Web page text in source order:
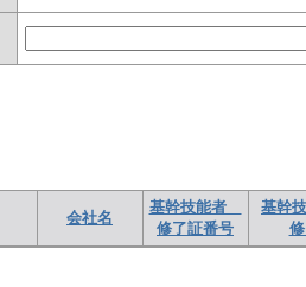
会社名
基幹技能者
修了証番号
基幹